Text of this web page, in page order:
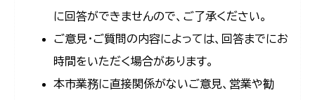
に回答ができませんので、ご了承ください。
ご意見・ご質問の内容によっては、回答までにお
時間をいただく場合があります。
本市業務に直接関係がないご意見、営業や勧